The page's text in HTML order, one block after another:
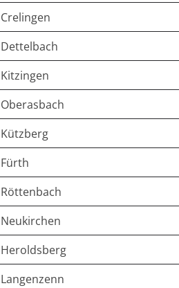
Crelingen
Dettelbach
Kitzingen
Oberasbach
Kützberg
Fürth
Röttenbach
Neukirchen
Heroldsberg
Langenzenn